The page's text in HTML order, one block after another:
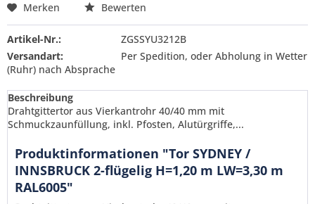
Merken Bewerten
Artikel-Nr.:
ZGSSYU3212B
Versandart:
Per Spedition, oder Abholung in Wetter
(Ruhr) nach Absprache
Beschreibung
Drahtgittertor aus Vierkantrohr 40/40 mm mit
Schmuckzaunfüllung, inkl. Pfosten, Alutürgriffe,...
Produktinformationen "Tor SYDNEY /
INNSBRUCK 2-flügelig H=1,20 m LW=3,30 m
RAL6005"